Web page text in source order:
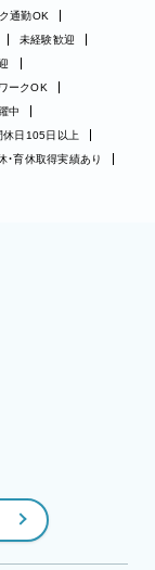
通勤OK
未経験歓迎
ークOK
中
休日105日以上
・育休取得実績あり